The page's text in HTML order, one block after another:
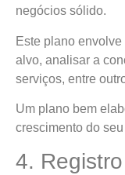
negócios sólido.
Este plano
alvo, analisar a
serviços, entre
Um plano bem
crescimento do
4.